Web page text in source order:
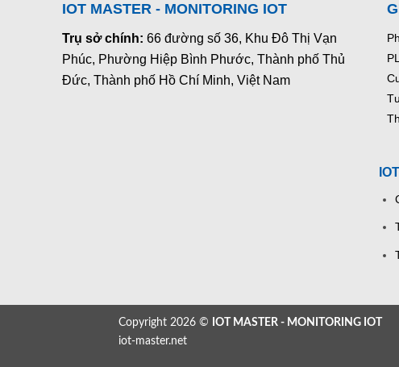
IOT MASTER - MONITORING IOT
Trụ sở chính: 66 đường số 36, Khu Đô Thị Vạn
Phúc, Phường Hiệp Bình Phước, Thành phố Thủ
Đức, Thành phố Hồ Chí Minh, Việt Nam
Copyright 2026 © IOT MASTER - MONITORING IOT
iot-master.net